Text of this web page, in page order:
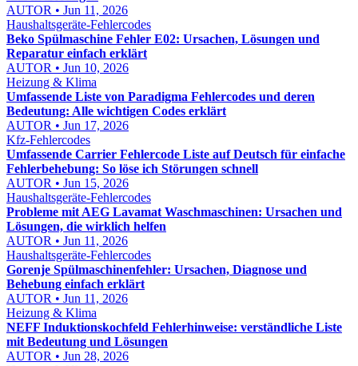
AUTOR • Jun 11, 2026
Haushaltsgeräte-Fehlercodes
Beko Spülmaschine Fehler E02: Ursachen, Lösungen und
Reparatur einfach erklärt
AUTOR • Jun 10, 2026
Heizung & Klima
Umfassende Liste von Paradigma Fehlercodes und deren
Bedeutung: Alle wichtigen Codes erklärt
AUTOR • Jun 17, 2026
Kfz-Fehlercodes
Umfassende Carrier Fehlercode Liste auf Deutsch für einfache
Fehlerbehebung: So löse ich Störungen schnell
AUTOR • Jun 15, 2026
Haushaltsgeräte-Fehlercodes
Probleme mit AEG Lavamat Waschmaschinen: Ursachen und
Lösungen, die wirklich helfen
AUTOR • Jun 11, 2026
Haushaltsgeräte-Fehlercodes
Gorenje Spülmaschinenfehler: Ursachen, Diagnose und
Behebung einfach erklärt
AUTOR • Jun 11, 2026
Heizung & Klima
NEFF Induktionskochfeld Fehlerhinweise: verständliche Liste
mit Bedeutung und Lösungen
AUTOR • Jun 28, 2026